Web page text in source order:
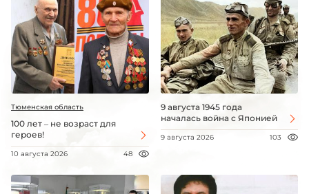
Тюменская область
100 лет – не возраст для
героев!
10 августа 2026 48
9 августа 1945 года
началась война с Японией
9 августа 2026 103